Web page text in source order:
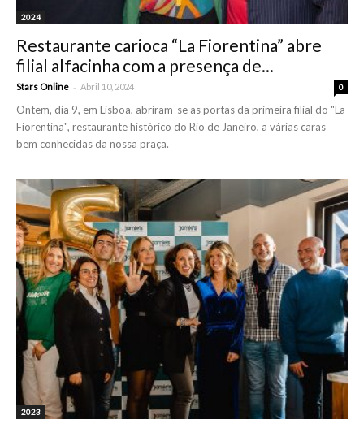
2024
Restaurante carioca “La Fiorentina” abre
filial alfacinha com a presença de...
Stars Online - Abril 10, 2024 0
Ontem, dia 9, em Lisboa, abriram-se as portas da primeira filial do "La
Fiorentina", restaurante histórico do Rio de Janeiro, a várias caras
bem conhecidas da nossa praça.
2023